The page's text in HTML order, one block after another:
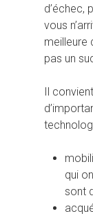
d’échec,
vous
meilleure
pas un
Il
qui
sont